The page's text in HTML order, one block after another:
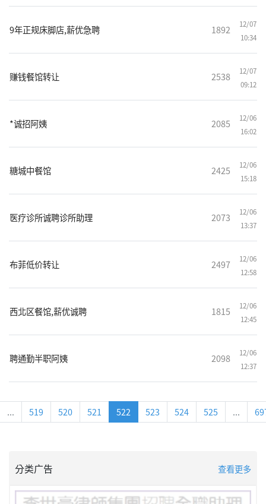
9年正规床脚店,薪优急聘 1892
12/07
10:34
赚钱餐馆转让 2538
12/07
09:12
*诚招阿姨 2085
12/06
16:02
糖城中餐馆 2425
12/06
15:18
医疗诊所诚聘诊所助理 2073
12/06
13:37
布菲低价转让 2497
12/06
12:58
西北区餐馆,薪优诚聘 1815
12/06
12:45
聘通勤半职阿姨 2098
12/06
12:37
... 519 520 521 522 523 524 525 ...
分类广告 查看更多